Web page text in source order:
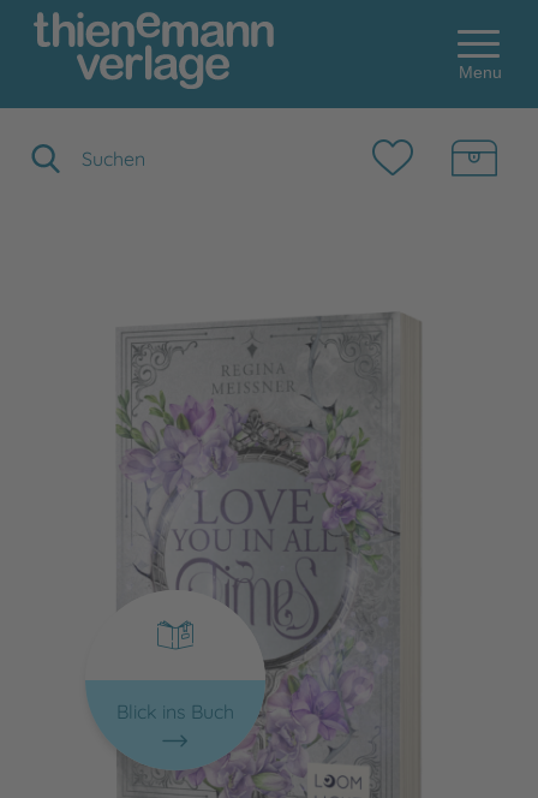
Menu
Blick ins Buch